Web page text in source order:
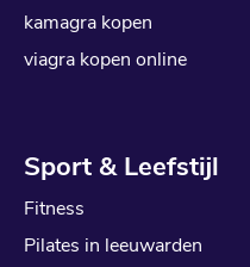
kamagra kopen
viagra kopen online
Sport & Leefstijl
Fitness
Pilates in leeuwarden